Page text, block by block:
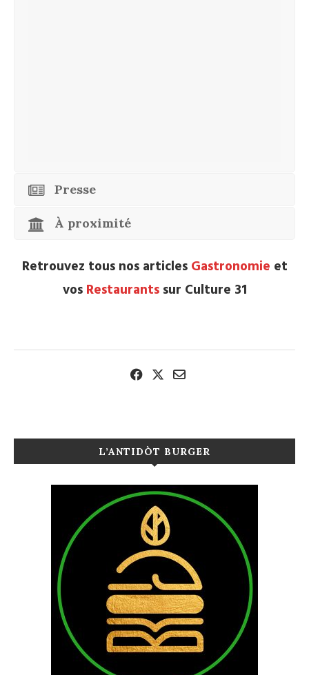
Presse
À proximité
Retrouvez tous nos articles Gastronomie et
vos Restaurantssur Culture 31
L’ANTIDÒT BURGER